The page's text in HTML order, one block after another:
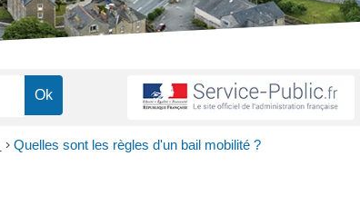
> Quelles sont les règles d'un bail mobilité ?